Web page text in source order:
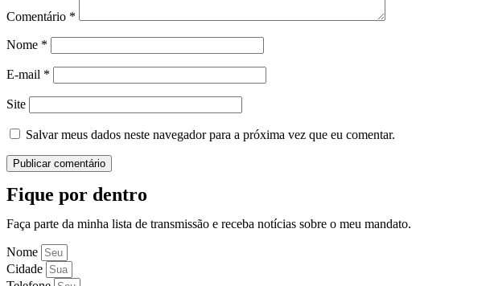
Comentário *
Nome *
E-mail *
Site
Salvar meus dados neste navegador para a próxima vez que eu comentar.
Fique por dentro
Faça parte da minha lista de transmissão e receba notícias sobre o meu mandato.
Nome
Cidade